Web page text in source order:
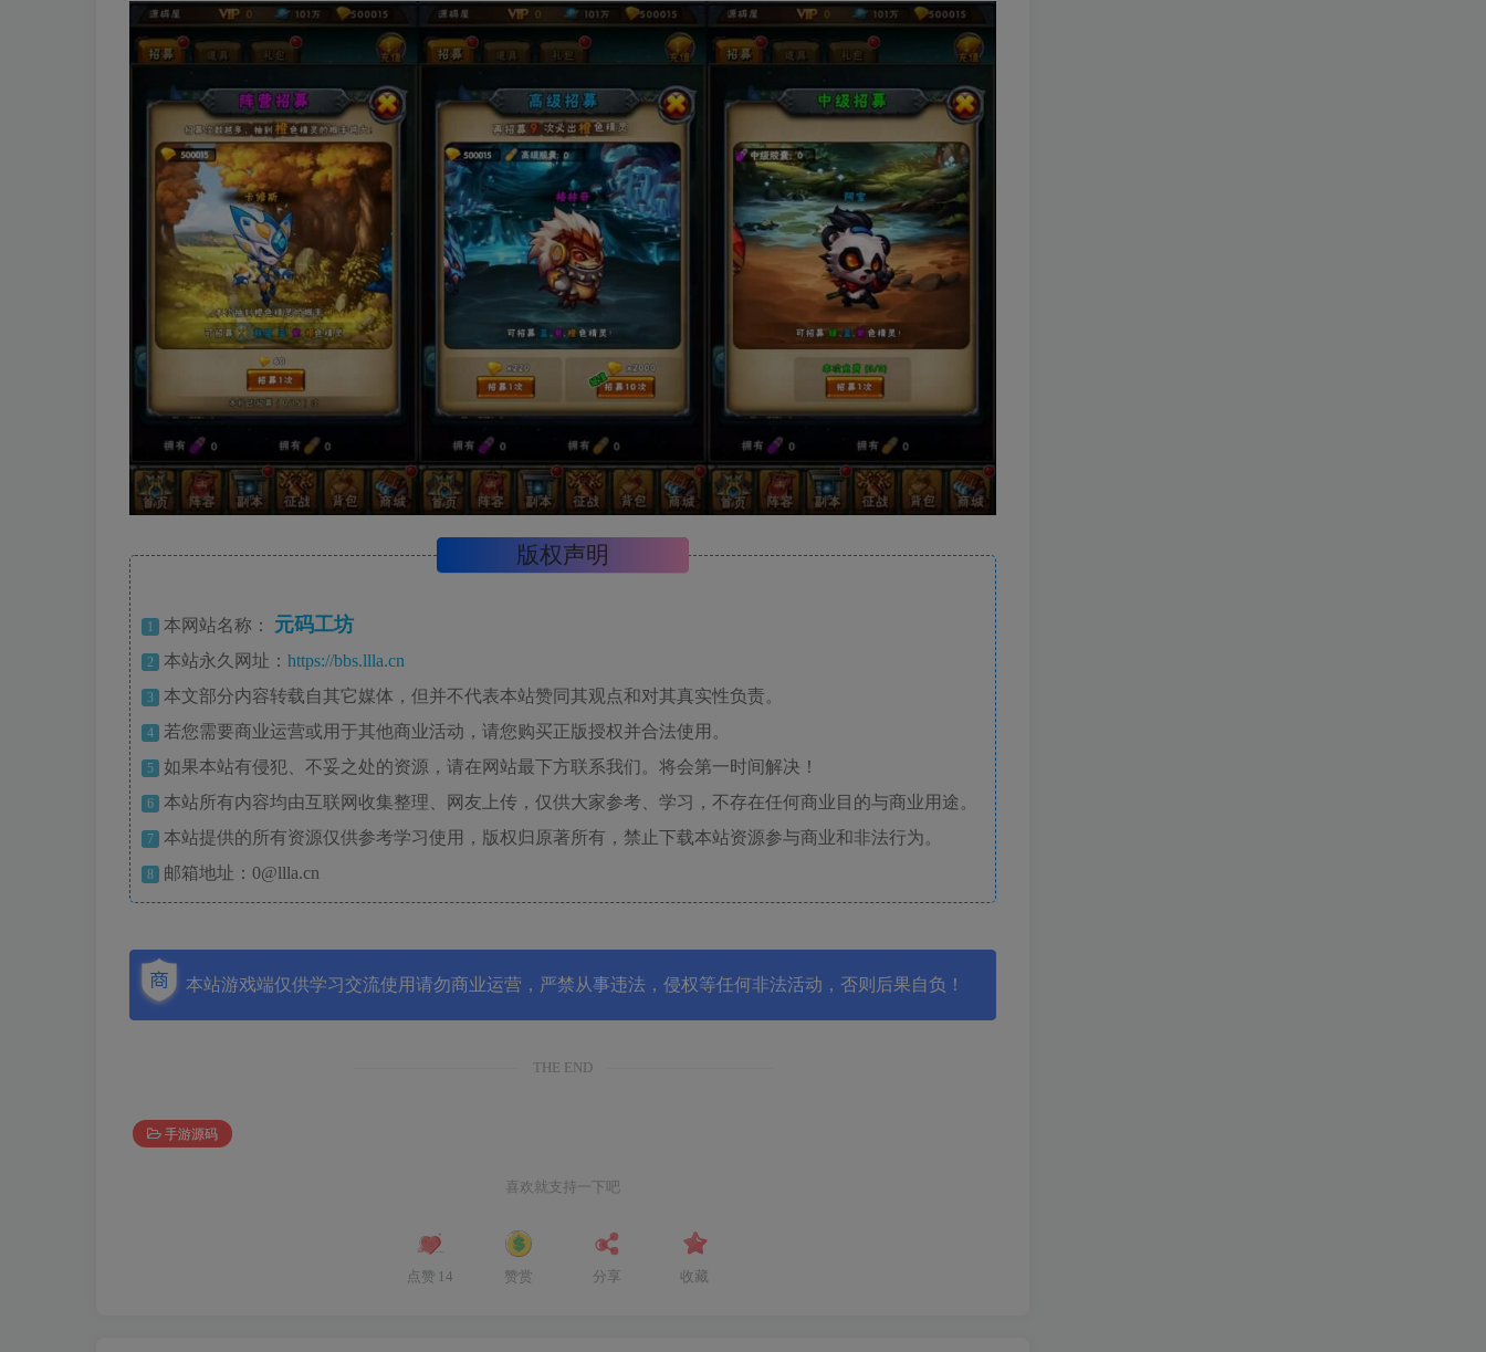
版权声明
1 本网站名称： 元码工坊
2 本站永久网址： https://bbs.llla.cn
3 本文部分内容转载自其它媒体，但并不代表本站赞同其观点和对其真实性负责。
4 若您需要商业运营或用于其他商业活动，请您购买正版授权并合法使用。
5 如果本站有侵犯、不妥之处的资源，请在网站最下方联系我们。将会第一时间解决！
6 本站所有内容均由互联网收集整理、网友上传，仅供大家参考、学习，不存在任何商业目的与商业用途。
7 本站提供的所有资源仅供参考学习使用，版权归原著所有，禁止下载本站资源参与商业和非法行为。
8 邮箱地址：0@llla.cn
本站游戏端仅供学习交流使用请勿商业运营，严禁从事违法，侵权等任何非法活动，否则后果自负！
THE END
手游源码
喜欢就支持一下吧
点赞 14 赞赏 分享 收藏